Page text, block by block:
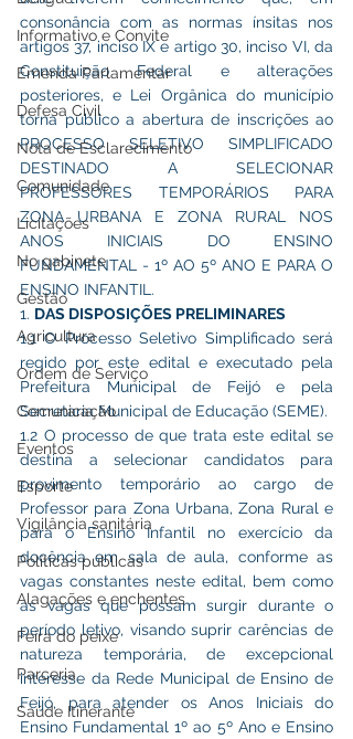
Informativo e Convite
Emenda Parlamentar
Defesa Civil
Nota de Esclarecimento
Comunidade
Licitações
No gabinete
Gestão
Agricultura
Ordem de Serviço
Comunicação
Eventos
Esporte
Vigilância sanitária
Políticas públicas
Alagações e enchentes
Feira do peixe
Parceria
Saúde Itinerante
consonância com as normas ínsitas nos
artigos 37, inciso IX e artigo 30, inciso VI, da
Constituição Federal e alterações
posteriores, e Lei Orgânica do município
torna público a abertura de inscrições ao
PROCESSO SELETIVO SIMPLIFICADO
DESTINADO A SELECIONAR
PROFESSORES TEMPORÁRIOS PARA
ZONA URBANA E ZONA RURAL NOS
ANOS INICIAIS DO ENSINO
FUNDAMENTAL - 1º AO 5º ANO E PARA O
ENSINO INFANTIL.
1. DAS DISPOSIÇÕES PRELIMINARES
1.1 O Processo Seletivo Simplificado será
regido por este edital e executado pela
Prefeitura Municipal de Feijó e pela
Secretaria Municipal de Educação (SEME).
1.2 O processo de que trata este edital se
destina a selecionar candidatos para
provimento temporário ao cargo de
Professor para Zona Urbana, Zona Rural e
para o Ensino Infantil no exercício da
docência em sala de aula, conforme as
vagas constantes neste edital, bem como
as vagas que possam surgir durante o
período letivo, visando suprir carências de
natureza temporária, de excepcional
interesse da Rede Municipal de Ensino de
Feijó, para atender os Anos Iniciais do
Ensino Fundamental 1º ao 5º Ano e Ensino